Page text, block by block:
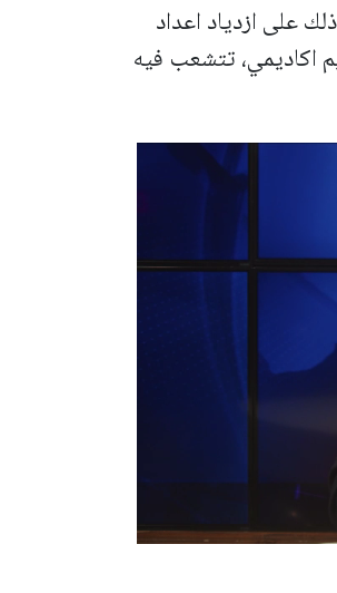
على ازدياد اعداد
اكاديمي، تتشعب فيه